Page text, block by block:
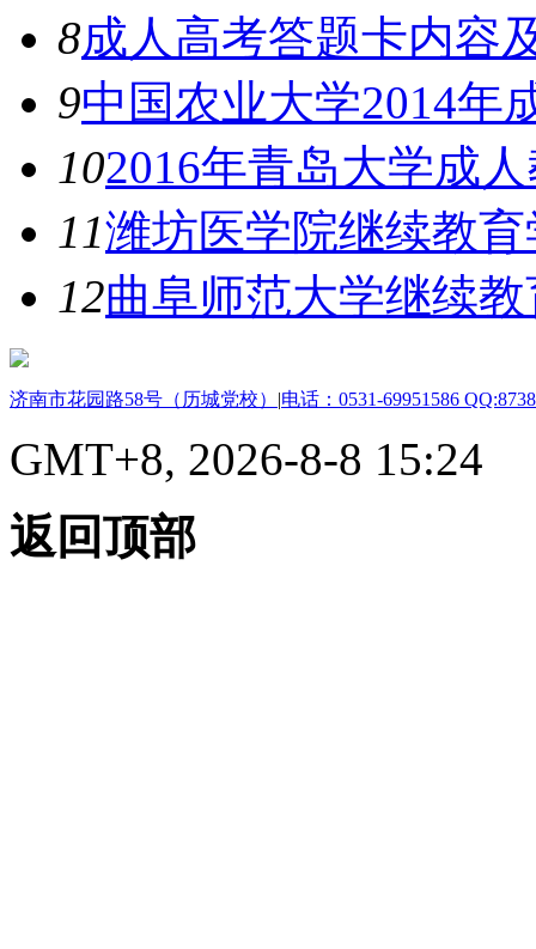
8成人高考答题卡内容
9中国农业大学2014年
102016年青岛大学成
11潍坊医学院继续教
12曲阜师范大学继续
济南市花园路58号（历城党校） |电话：0531-69951586
GMT+8, 2026-8-8 15:24
返回顶部